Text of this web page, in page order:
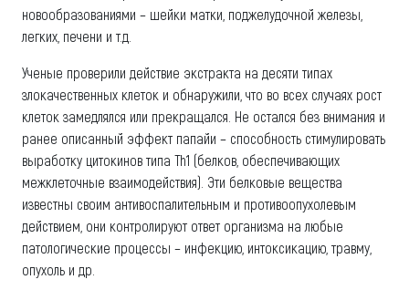
новообразованиями – шейки матки, поджелудочной железы,
легких, печени и т.д.
Ученые проверили действие экстракта на десяти типах
злокачественных клеток и обнаружили, что во всех случаях рост
клеток замедлялся или прекращался. Не остался без внимания и
ранее описанный эффект папайи – способность стимулировать
выработку цитокинов типа Th1 (белков, обеспечивающих
межклеточные взаимодействия). Эти белковые вещества
известны своим антивоспалительным и противоопухолевым
действием, они контролируют ответ организма на любые
патологические процессы – инфекцию, интоксикацию, травму,
опухоль и др.